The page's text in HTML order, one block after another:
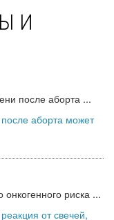
И
после аборта ...
аборта может
риска ...
от свечей,